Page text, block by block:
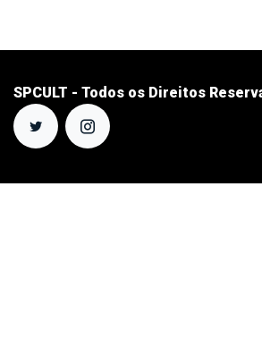
SPCULT - Todos os Direitos